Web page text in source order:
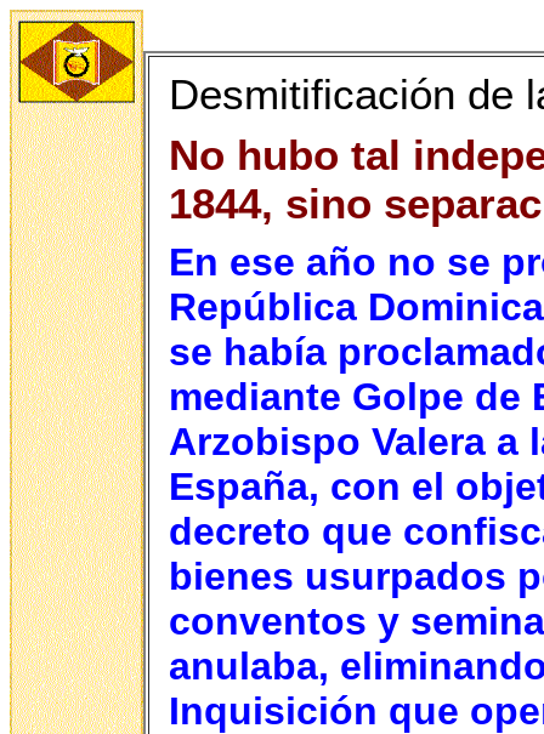
Desmitificación de
No hubo tal
1844, sino
En ese año no se
República
se había
mediante Golpe de
Arzobispo Valera a
España, con el
decreto que
bienes usurpados
conventos y
anulaba,
Inquisición que